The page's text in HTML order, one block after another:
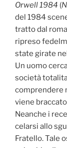
Orwell 1984 (
del 1984
tratto dal
ripreso
state girate
Un uomo
società
comprendere
viene
Neanche i
celarsi allo
Fratello. Tale